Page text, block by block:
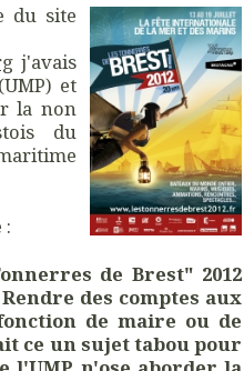
du site
j'avais
et
la non
du
:
de Brest" 2012
Rendre des comptes aux
de maire ou de
ce un sujet tabou pour